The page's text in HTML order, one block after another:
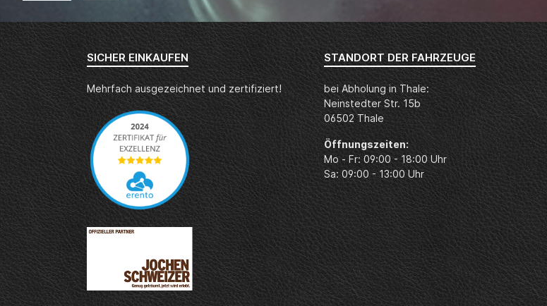
SICHER EINKAUFEN
Mehrfach ausgezeichnet und zertifiziert!
STANDORT DER FAHRZEUGE
bei Abholung in Thale:
Neinstedter Str. 15b
06502 Thale
Öffnungszeiten:
Mo - Fr: 09:00 - 18:00 Uhr
Sa: 09:00 - 13:00 Uhr